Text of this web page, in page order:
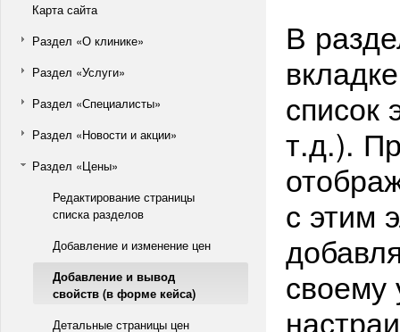
Карта сайта
Раздел «О клинике»
Раздел «Услуги»
Раздел «Специалисты»
Раздел «Новости и акции»
Раздел «Цены»
Редактирование страницы
списка разделов
Добавление и изменение цен
Добавление и вывод
свойств (в форме кейса)
Детальные страницы цен
В
список
т.д.).
с этим
своему